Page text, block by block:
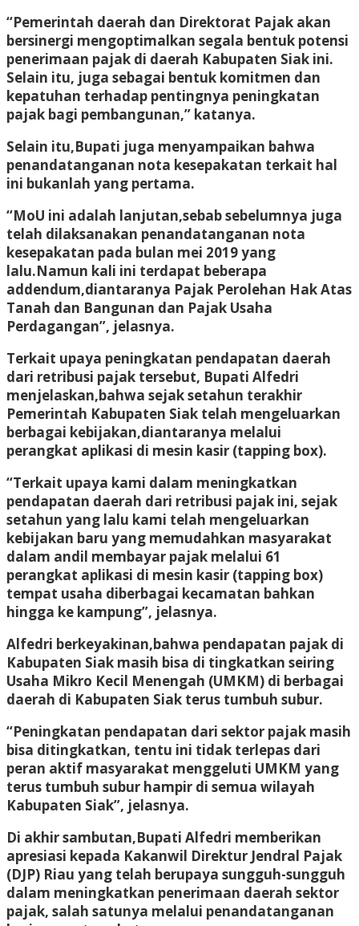
“Pemerintah daerah dan Direktorat Pajak akan
bersinergi mengoptimalkan segala bentuk potensi
penerimaan pajak di daerah Kabupaten Siak ini.
Selain itu, juga sebagai bentuk komitmen dan
kepatuhan terhadap pentingnya peningkatan
pajak bagi pembangunan,” katanya.
Selain itu,Bupati juga menyampaikan bahwa
penandatanganan nota kesepakatan terkait hal
ini bukanlah yang pertama.
“MoU ini adalah lanjutan,sebab sebelumnya juga
telah dilaksanakan penandatanganan nota
kesepakatan pada bulan mei 2019 yang
lalu.Namun kali ini terdapat beberapa
addendum,diantaranya Pajak Perolehan Hak Atas
Tanah dan Bangunan dan Pajak Usaha
Perdagangan”, jelasnya.
Terkait upaya peningkatan pendapatan daerah
dari retribusi pajak tersebut, Bupati Alfedri
menjelaskan,bahwa sejak setahun terakhir
Pemerintah Kabupaten Siak telah mengeluarkan
berbagai kebijakan,diantaranya melalui
perangkat aplikasi di mesin kasir (tapping box).
“Terkait upaya kami dalam meningkatkan
pendapatan daerah dari retribusi pajak ini, sejak
setahun yang lalu kami telah mengeluarkan
kebijakan baru yang memudahkan masyarakat
dalam andil membayar pajak melalui 61
perangkat aplikasi di mesin kasir (tapping box)
tempat usaha diberbagai kecamatan bahkan
hingga ke kampung”, jelasnya.
Alfedri berkeyakinan,bahwa pendapatan pajak di
Kabupaten Siak masih bisa di tingkatkan seiring
Usaha Mikro Kecil Menengah (UMKM) di berbagai
daerah di Kabupaten Siak terus tumbuh subur.
“Peningkatan pendapatan dari sektor pajak masih
bisa ditingkatkan, tentu ini tidak terlepas dari
peran aktif masyarakat menggeluti UMKM yang
terus tumbuh subur hampir di semua wilayah
Kabupaten Siak”, jelasnya.
Di akhir sambutan,Bupati Alfedri memberikan
apresiasi kepada Kakanwil Direktur Jendral Pajak
(DJP) Riau yang telah berupaya sungguh-sungguh
dalam meningkatkan penerimaan daerah sektor
pajak, salah satunya melalui penandatanganan